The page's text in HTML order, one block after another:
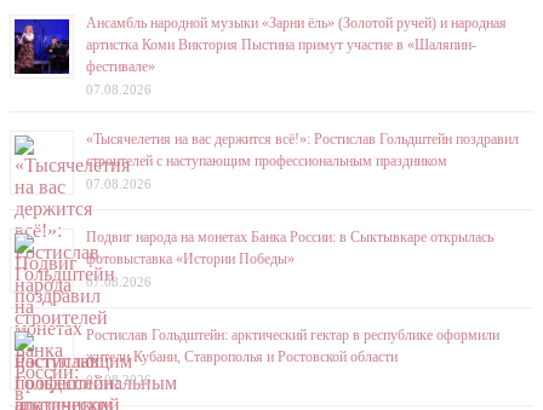
Ансамбль народной музыки «Зарни ёль» (Золотой ручей) и народная
артистка Коми Виктория Пыстина примут участие в «Шаляпин-
фестивале»
07.08.2026
«Тысячелетия на вас держится всё!»: Ростислав Гольдштейн поздравил
строителей с наступающим профессиональным праздником
07.08.2026
Подвиг народа на монетах Банка России: в Сыктывкаре открылась
фотовыставка «Истории Победы»
07.08.2026
Ростислав Гольдштейн: арктический гектар в республике оформили
жители Кубани, Ставрополья и Ростовской области
07.08.2026